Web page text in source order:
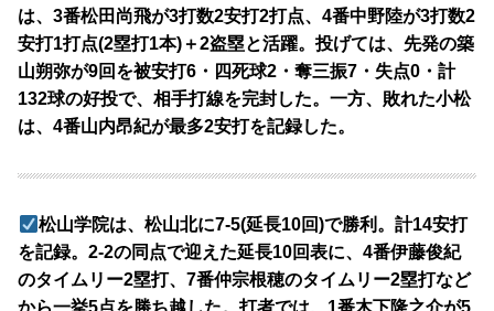
は、3番松田尚飛が3打数2安打2打点、4番中野陸が3打数2
安打1打点(2塁打1本)＋2盗塁と活躍。投げては、先発の築
山朔弥が9回を被安打6・四死球2・奪三振7・失点0・計
132球の好投で、相手打線を完封した。一方、敗れた小松
は、4番山内昂紀が最多2安打を記録した。
松山学院は、松山北に7-5(延長10回)で勝利。計14安打
を記録。2-2の同点で迎えた延長10回表に、4番伊藤俊紀
のタイムリー2塁打、7番仲宗根穂のタイムリー2塁打など